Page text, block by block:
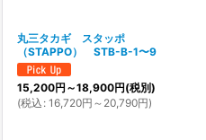
丸三タカギ スタッポ
（STAPPO） STB-B-1〜9
15,200円 ～18,900円(税別)
(税込 : 16,720円 ～20,790円)